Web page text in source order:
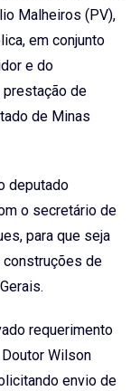
Malheiros (PV),
em conjunto
e do
prestação de
de Minas
deputado
o secretário de
para que seja
construções de
requerimento
Wilson
envio de